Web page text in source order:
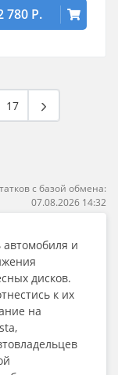
780 Р.
17
с базой обмена:
07.08.2026 14:32
автомобиля и
дисков.
к их
на